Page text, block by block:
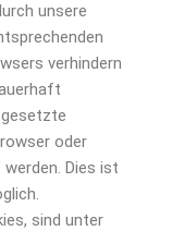
unsere
verhindern
oder
Dies ist
sind unter